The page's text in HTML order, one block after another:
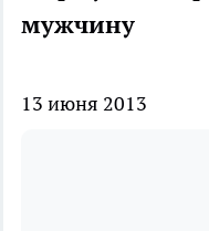
мужчину
13 июня 2013